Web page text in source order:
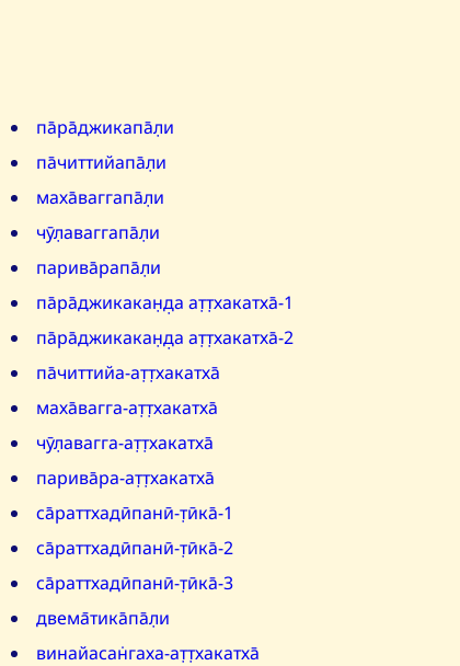
па̄ра̄джикапа̄л̣и
па̄читтийапа̄л̣и
маха̄ваггапа̄л̣и
чӯл̣аваггапа̄л̣и
парива̄рапа̄л̣и
па̄ра̄джикакан̣д̣а ат̣т̣хакатха̄-1
па̄ра̄джикакан̣д̣а ат̣т̣хакатха̄-2
па̄читтийа-ат̣т̣хакатха̄
маха̄вагга-ат̣т̣хакатха̄
чӯл̣авагга-ат̣т̣хакатха̄
парива̄ра-ат̣т̣хакатха̄
са̄раттхадӣпанӣ-т̣ӣка̄-1
са̄раттхадӣпанӣ-т̣ӣка̄-2
са̄раттхадӣпанӣ-т̣ӣка̄-3
двема̄тика̄па̄л̣и
винайасан̇гаха-ат̣т̣хакатха̄